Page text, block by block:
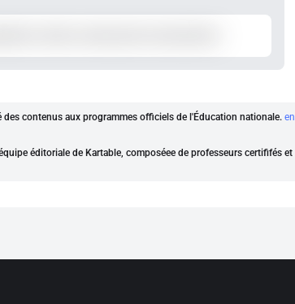
contenus aux programmes officiels de l'Éducation nationale. en
éditoriale de Kartable, composéee de professeurs certififés et